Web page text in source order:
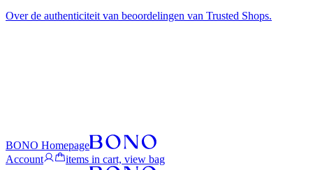
Over de authenticiteit van beoordelingen van Trusted Shops.
BONO Homepage
Account
items in cart, view bag